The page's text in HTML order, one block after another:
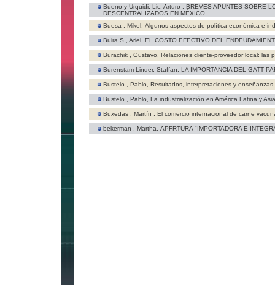
Bueno y Urquidi, Lic. Arturo , BREVES APUNTES SOBRE
DESCENTRALIZADOS EN MÉXICO .
Buesa , Mikel, Algunos aspectos de política económica e
Buira S., Ariel, EL COSTO EFECTIVO DEL
Burachik , Gustavo, Relaciones cliente-proveedor local: las
Burenstam Linder, Staffan, LA IMPORTANCIA DEL GATT
Bustelo , Pablo, Resultados, interpretaciones y
Bustelo , Pablo, La industrialización en América Latina y
Buxedas , Martín , El comercio internacional de carne
bekerman , Martha, APFRTURA "IMPORTADORA E